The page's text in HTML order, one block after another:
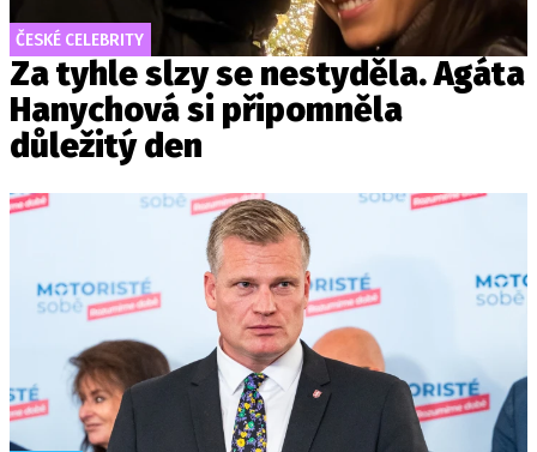
ČESKÉ CELEBRITY
Za tyhle slzy se nestyděla. Agáta
Hanychová si připomněla
důležitý den